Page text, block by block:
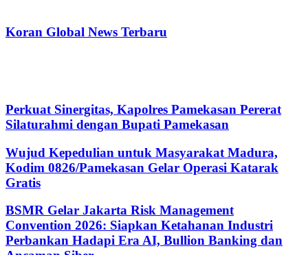
Koran Global News Terbaru
Perkuat Sinergitas, Kapolres Pamekasan Pererat
Silaturahmi dengan Bupati Pamekasan
Wujud Kepedulian untuk Masyarakat Madura,
Kodim 0826/Pamekasan Gelar Operasi Katarak
Gratis
BSMR Gelar Jakarta Risk Management
Convention 2026: Siapkan Ketahanan Industri
Perbankan Hadapi Era AI, Bullion Banking dan